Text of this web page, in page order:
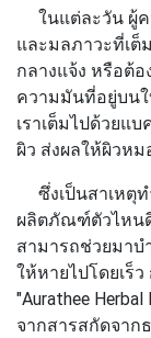
ในแต่ละวัน ผู้ค
และมลภาวะที่เต็
กลางแจ้ง หรือต้
ความมันที่อยู่บนใ
เราเต็มไปด้วยแ
ผิว ส่งผลให้ผิวห
ซึ่งเป็นสาเหตุท
ผลิตภัณฑ์ตัวไหน
สามารถช่วยมาบ
ให้หายไปโดยเร็
"Aurathee Herbal
จากสารสกัดจาก